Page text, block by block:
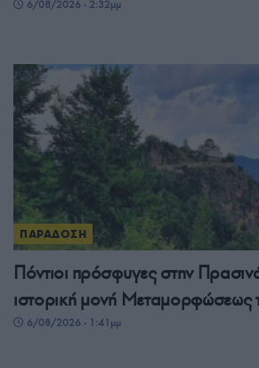
6/08/2026 - 2:32μμ
ΠΑΡΑΔΟΣΗ
Πόντιοι πρόσφυγες στην
ιστορική μονή Μεταμορφώσεως
6/08/2026 - 1:41μμ